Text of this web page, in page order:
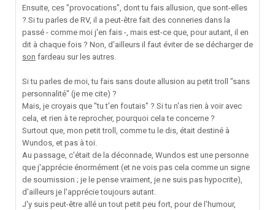
Ensuite, ces "provocations", dont tu fais allusion, que sont-elles
? Si tu parles de RV, il a peut-être fait des conneries dans la
passé - comme moi j'en fais -, mais est-ce que, pour autant, il en
dit à chaque fois ? Non, d'ailleurs il faut éviter de se décharger de
son fardeau sur les autres.
Si tu parles de moi, tu fais sans doute allusion au petit troll "sans
personnalité" (je me cite) ?
Mais, je croyais que "tu t'en foutais" ? Si tu n'as rien à voir avec
cela, et rien à te reprocher, pourquoi cela te concerne ?
Surtout que, mon petit troll, comme tu le dis, était destiné à
Wundos, et pas à toi.
Au passage, c'était de la déconnade, Wundos est une personne
que j'apprécie énormément (et ne vois pas cela comme un signe
de soumission ; je le pense vraiment, je ne suis pas hypocrite),
d'ailleurs je l'apprécie toujours autant.
J'y suis peut-être allé un tout petit peu fort, pour de l'humour,